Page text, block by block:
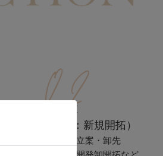
営業
（店舗管理：卸：新規開拓）
売上管理／販促立案・卸先